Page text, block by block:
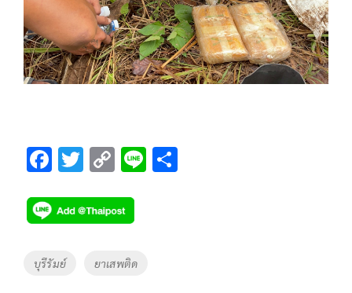
F
e
b
o
T
tt
er
C
p
y
Li
Li
Tags
บุรีรัมย์ ยาเสพติด